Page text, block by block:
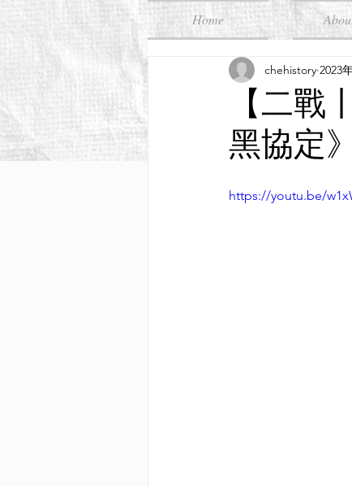
Home
【二戰
黑協定
chehistory 2023
https://youtu.be/